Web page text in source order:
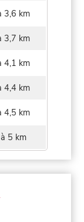
3,6 km
3,7 km
4,1 km
4,4 km
4,5 km
à 5 km